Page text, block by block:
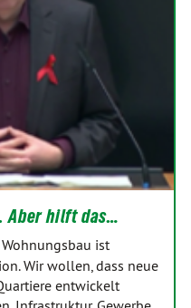
Aber hilft das…
Wohnungsbau ist
Wir wollen, dass neue
entwickelt